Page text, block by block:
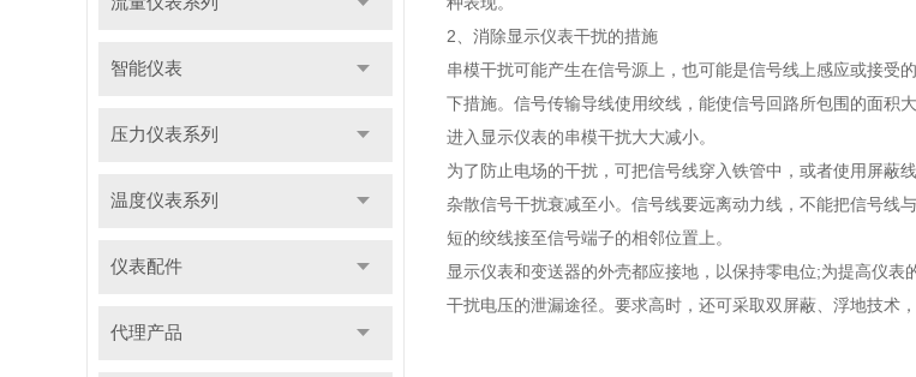
智能仪表
压力仪表系列
温度仪表系列
仪表配件
代理产品
2、消除显示仪表干扰的措施
串模干扰可能产生在信号源上，也可能是信号线上感应或接受
下措施。信号传输导线使用绞线，能使信号回路所包围的面积
进入显示仪表的串模干扰大大减小。
为了防止电场的干扰，可把信号线穿入铁管中，或者使用屏蔽
杂散信号干扰衰减至小。信号线要远离动力线，不能把信号线
短的绞线接至信号端子的相邻位置上。
显示仪表和变送器的外壳都应接地，以保持零电位;为提高仪
干扰电压的泄漏途径。要求高时，还可采取双屏蔽、浮地技术